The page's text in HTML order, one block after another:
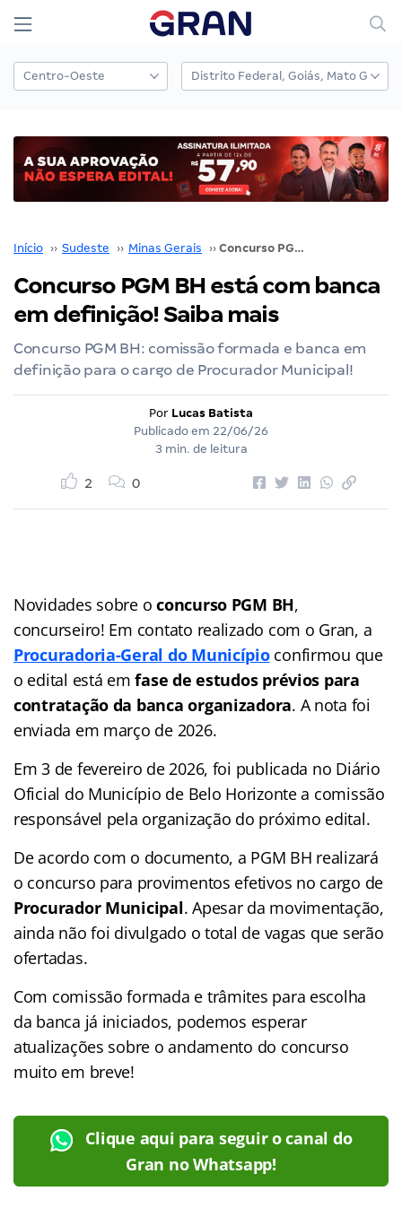
Início ›› Sudeste ›› Minas Gerais ›› Concurso PGM BH está com banca em definição! Saiba mais
Concurso PGM BH está com banca
em definição! Saiba mais
Concurso PGM BH: comissão formada e banca em
definição para o cargo de Procurador Municipal!
Por Lucas Batista
Publicado em 22/06/26
3 min. de leitura
2 0
Novidades sobre oconcurso PGM BH,
concurseiro! Em contato realizado com o Gran, a
Procuradoria-Geral do Municípioconfirmou que
o edital está emfase de estudos prévios para
contratação da banca organizadora. A nota foi
enviada em março de 2026.
Em 3 de fevereiro de 2026, foi publicada no Diário
Oficial do Município de Belo Horizonte a comissão
responsável pela organização do próximo edital.
De acordo com o documento, a PGM BH realizará
o concurso para provimentos efetivos no cargo de
Procurador Municipal. Apesar da movimentação,
ainda não foi divulgado o total de vagas que serão
ofertadas.
Com comissão formada e trâmites para escolha
da banca já iniciados, podemos esperar
atualizações sobre o andamento do concurso
muito em breve!
Clique aqui para seguir o canal do
Gran no Whatsapp!